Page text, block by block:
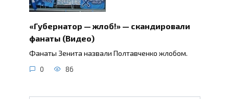
«Губернатор — жлоб!» — скандировали
фанаты (Видео)
Фанаты Зенита назвали Полтавченко жлобом.
0 86